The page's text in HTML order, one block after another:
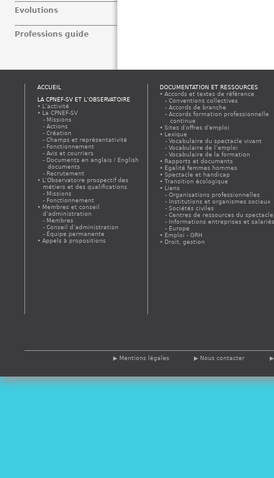
Evolutions
Professions guide
ACCUEIL
LA CPNEF-SV ET L’OBSERVATOIRE
L’activité
La CPNEF-SV
Missions
Actions
Création
Champs et représentativité
Fonctionnement
Avis et courriers
Documents en anglais / English
documents
Recrutement
L’Observatoire prospectif des
métiers et des qualifications
Missions
Fonctionnement
Membres et conseil
d’administration
Membres
Conseil d’administration
Équipe permanente
Appels à propositions
DOCUMENTATION ET RESSOURCES
Accords et textes de référence
Conventions collectives
Accords de branche
Accords formation professionnelle
continue
Sites d'offres d'emploi
Lexique
Vocabulaire du spectacle vivant
Vocabulaire de l’emploi
Vocabulaire de la formation
Rapports et documents
Egalité femmes hommes
Spectacle et handicap
Transition écologique
Liens
Organisations professionnelles
Institutions et organismes sociaux
Sociétés civiles
Centres de ressources du spectacle
Informations entreprises et
Europe
Emploi - GRH
Droit, gestion
Mentions légales Nous contacter